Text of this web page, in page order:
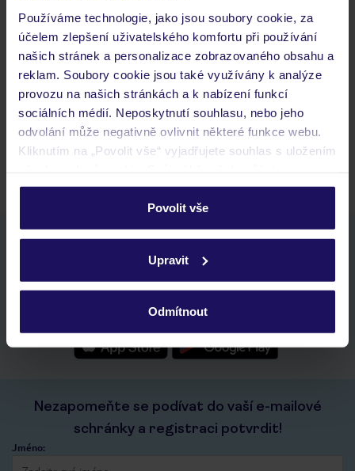
Používáme technologie, jako jsou soubory cookie, za
účelem zlepšení uživatelského komfortu při používání
našich stránek a personalizace zobrazovaného obsahu a
reklam. Soubory cookie jsou také využívány k analýze
provozu na našich stránkách a k nabízení funkcí
sociálních médií. Neposkytnutí souhlasu, nebo jeho
odvolání může negativně ovlivnit některé funkce webu.
Kliknutím na „Povolit vše“ vyjadřujete souhlas s uložením
personalizovat v sekci „Personalizace“.
Podrobné informace o souborech cookie naleznete v
ochrany osobních údajů.
Povolit vše
Upravit
Odmítnout
Často kladené otázky
Jaké doklady jsou potřebné při cestování?
Budeme ubytováni ihned po příjezdu do hotelu?
Kam jít po přistání a vyzvednutí zavazadel?
Zobrazit další
Stáhněte si bezplatnou aplikaci TUI
rychlé vyhledávání a prohlížení nabídek
seznam oblíbených nabídek a možnost jejich sdílení
kontakt s TUI a všechny informace o tvé rezervaci v myTUI
Nezapomeňte se podívat do vaší e-mailové
schránky a registraci potvrdit!
Jméno: